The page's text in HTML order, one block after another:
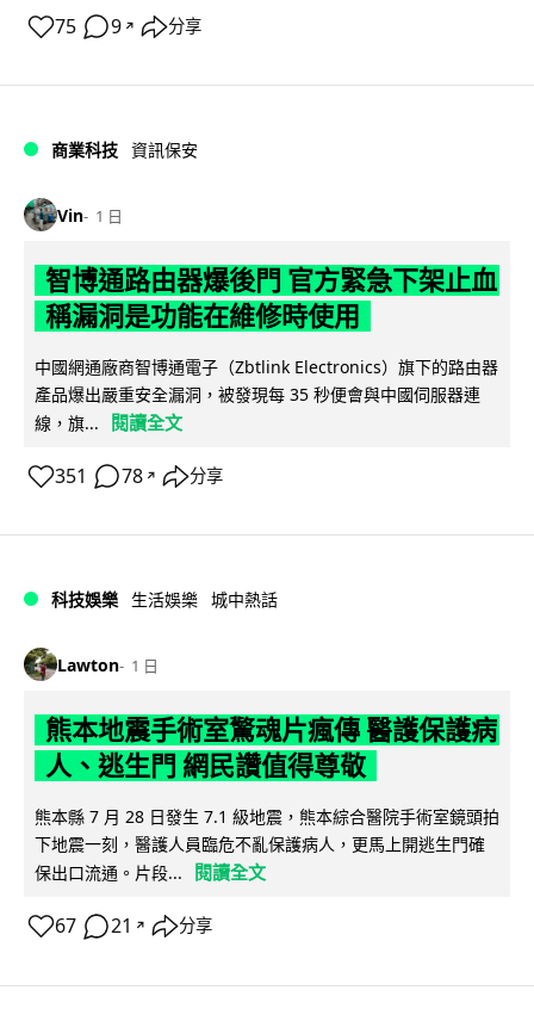
75 9 ↗ 分享
商業科技 資訊保安
Vin 1 日
智博通路由器爆後門 官方緊急下架止血
稱漏洞是功能在維修時使用
中國網通廠商智博通電子（Zbtlink Electronics）旗下的路由器
產品爆出嚴重安全漏洞，被發現每 35 秒便會與中國伺服器連
線，旗...
閱讀全文
351 78 ↗ 分享
科技娛樂 生活娛樂 城中熱話
Lawton 1 日
熊本地震手術室驚魂片瘋傳 醫護保護病
人、逃生門 網民讚值得尊敬
熊本縣 7 月 28 日發生 7.1 級地震，熊本綜合醫院手術室鏡頭拍
下地震一刻，醫護人員臨危不亂保護病人，更馬上開逃生門確
保出口流通。片段...
閱讀全文
67 21 ↗ 分享